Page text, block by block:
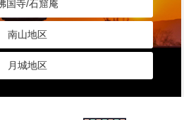
国寺/石窟庵
南山地区
月城地区